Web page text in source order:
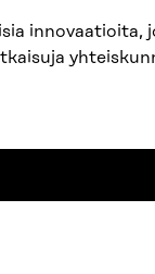
innovaatioita,